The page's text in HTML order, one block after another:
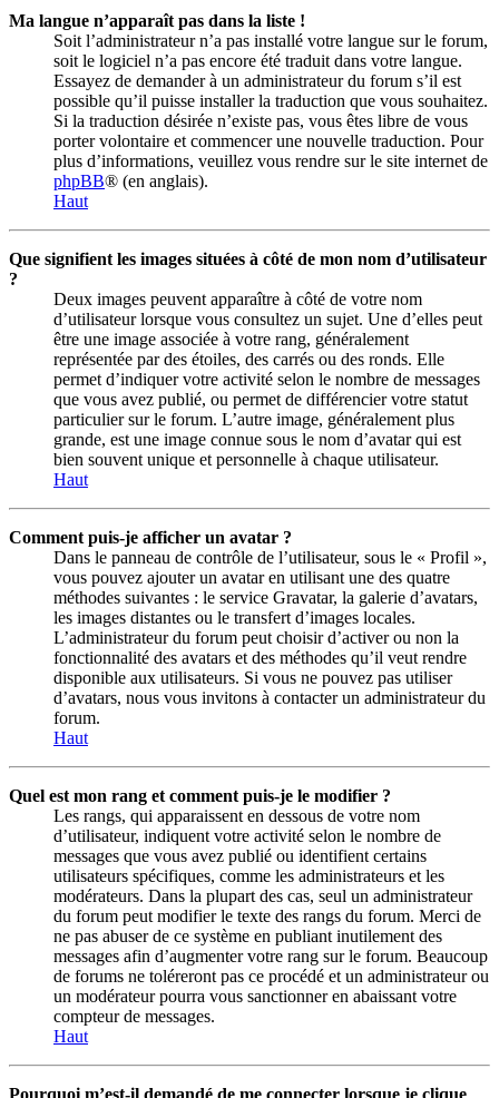
Ma langue n’apparaît pas dans la liste !
Soit l’administrateur n’a pas installé votre langue sur le forum,
soit le logiciel n’a pas encore été traduit dans votre langue.
Essayez de demander à un administrateur du forum s’il est
possible qu’il puisse installer la traduction que vous souhaitez.
Si la traduction désirée n’existe pas, vous êtes libre de vous
porter volontaire et commencer une nouvelle traduction. Pour
plus d’informations, veuillez vous rendre sur le site internet de
phpBB® (en anglais).
Haut
Que signifient les images situées à côté de mon nom d’utilisateur
?
Deux images peuvent apparaître à côté de votre nom
d’utilisateur lorsque vous consultez un sujet. Une d’elles peut
être une image associée à votre rang, généralement
représentée par des étoiles, des carrés ou des ronds. Elle
permet d’indiquer votre activité selon le nombre de messages
que vous avez publié, ou permet de différencier votre statut
particulier sur le forum. L’autre image, généralement plus
grande, est une image connue sous le nom d’avatar qui est
bien souvent unique et personnelle à chaque utilisateur.
Haut
Comment puis-je afficher un avatar ?
Dans le panneau de contrôle de l’utilisateur, sous le « Profil »,
vous pouvez ajouter un avatar en utilisant une des quatre
méthodes suivantes : le service Gravatar, la galerie d’avatars,
les images distantes ou le transfert d’images locales.
L’administrateur du forum peut choisir d’activer ou non la
fonctionnalité des avatars et des méthodes qu’il veut rendre
disponible aux utilisateurs. Si vous ne pouvez pas utiliser
d’avatars, nous vous invitons à contacter un administrateur du
forum.
Haut
Quel est mon rang et comment puis-je le modifier ?
Les rangs, qui apparaissent en dessous de votre nom
d’utilisateur, indiquent votre activité selon le nombre de
messages que vous avez publié ou identifient certains
utilisateurs spécifiques, comme les administrateurs et les
modérateurs. Dans la plupart des cas, seul un administrateur
du forum peut modifier le texte des rangs du forum. Merci de
ne pas abuser de ce système en publiant inutilement des
messages afin d’augmenter votre rang sur le forum. Beaucoup
de forums ne toléreront pas ce procédé et un administrateur ou
un modérateur pourra vous sanctionner en abaissant votre
compteur de messages.
Haut
Pourquoi m’est-il demandé de me connecter lorsque je clique